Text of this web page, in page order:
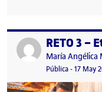
Publicado porRETO 3 –
Publicado por
María Angélica
Visibilidad:
Pública-Fecha
17 May